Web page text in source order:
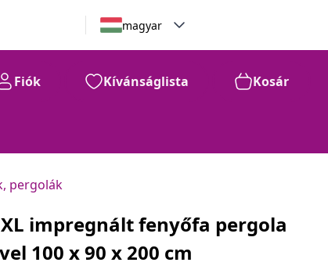
magyar
Fiók Kívánságlista Kosár
pergolák
impregnált fenyőfa pergola
100 x 90 x 200 cm